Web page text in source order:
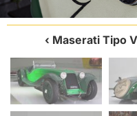
Maserati Tipo